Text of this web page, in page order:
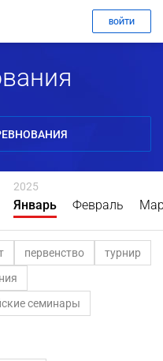
ВОЙТИ
2025
Январь Февраль
первенство
турнир
семинары